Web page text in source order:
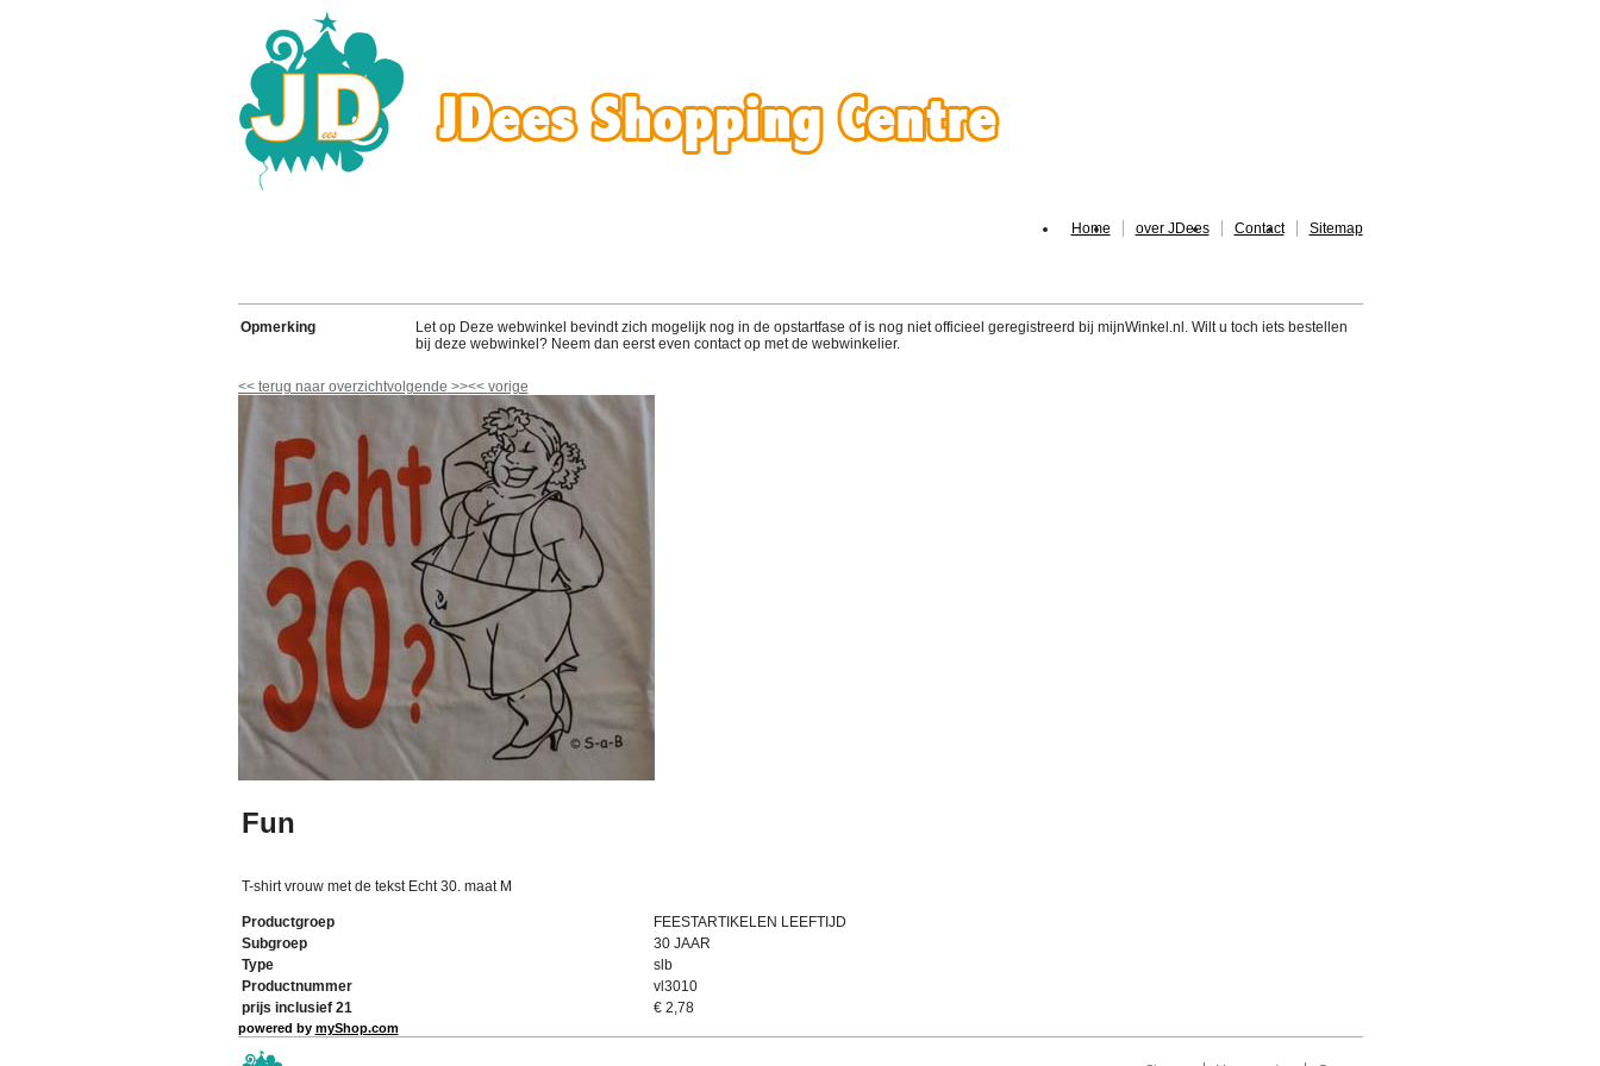
Home over JDees Contact Sitemap
Opmerking
Let op Deze webwinkel bevindt zich mogelijk nog in de opstartfase of is nog niet officieel geregistreerd bij mijnWinkel.nl. Wilt u toch iets bestellen
bij deze webwinkel? Neem dan eerst even contact op met de webwinkelier.
<< terug naar overzichtvolgende >><< vorige
Fun
T-shirt vrouw met de tekst Echt 30. maat M
Productgroep
FEESTARTIKELEN LEEFTIJD
Subgroep
30 JAAR
Type
slb
Productnummer
vl3010
prijs inclusief 21
€ 2,78
powered by myShop.com